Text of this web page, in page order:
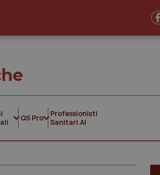
QS Pro
Professionisti
Sanitari.AI